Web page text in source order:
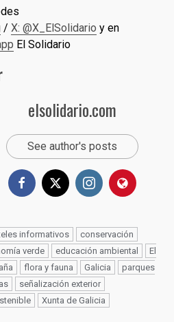
/ X: @X_ElSolidario y en
El Solidario
elsolidario.com
See author's posts
informativos
conservación
verde educación ambiental
El
flora y fauna Galicia
parques
señalización exterior
Xunta de Galicia